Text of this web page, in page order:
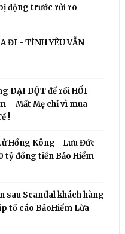
động trước rủi ro
ĐI - TÌNH YÊU VẪN
DẠI DỘT để rồi HỐI
– Mất Mẹ chỉ vì mua
!
Hồng Kông - Lưu Đức
tỷ đồng tiền Bảo Hiểm
sau Scandal khách hàng
tố cáo BảoHiểm Lừa